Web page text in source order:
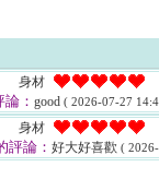
身材
： good ( 2026-07-27
身材
評論： 好大好喜歡 (